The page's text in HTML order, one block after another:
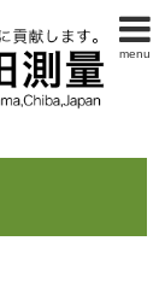
menu